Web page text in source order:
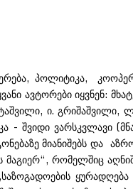
პოლიტიკა,
ავტორები იყვნენ:
ი. გრიშაშვილი,
- შვიდი ვარსკვლავი
მიანიშებს და
რომელშიც
ყურადღება